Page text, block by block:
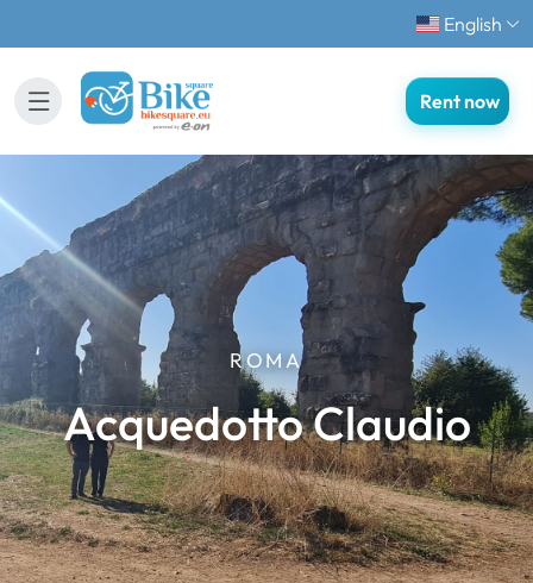
English
Rent now
ROMA
Acquedotto Claudio